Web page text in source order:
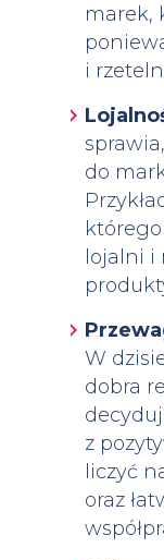
marek,
i
do
lojalni
W
dobra
z
liczyć
oraz